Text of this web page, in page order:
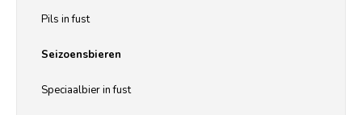
Pils in fust
Seizoensbieren
Speciaalbier in fust